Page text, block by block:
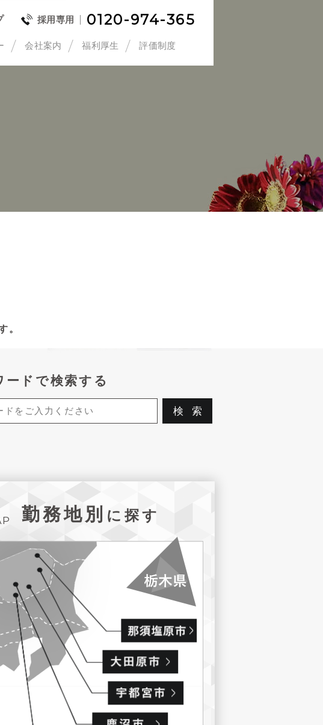
採用専用 0120-974-365
会社案内 福利厚生 評価制度
。
ードで検索する
勤務地別 に探す